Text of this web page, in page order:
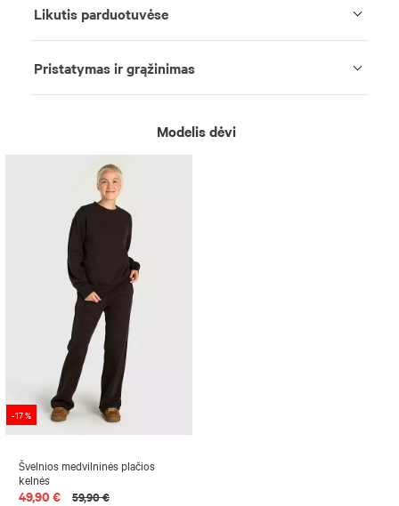
Likutis parduotuvėse
Pristatymas ir grąžinimas
Modelis dėvi
-17 %
Švelnios medvilninės plačios
kelnės
49,90 € 59,90 €